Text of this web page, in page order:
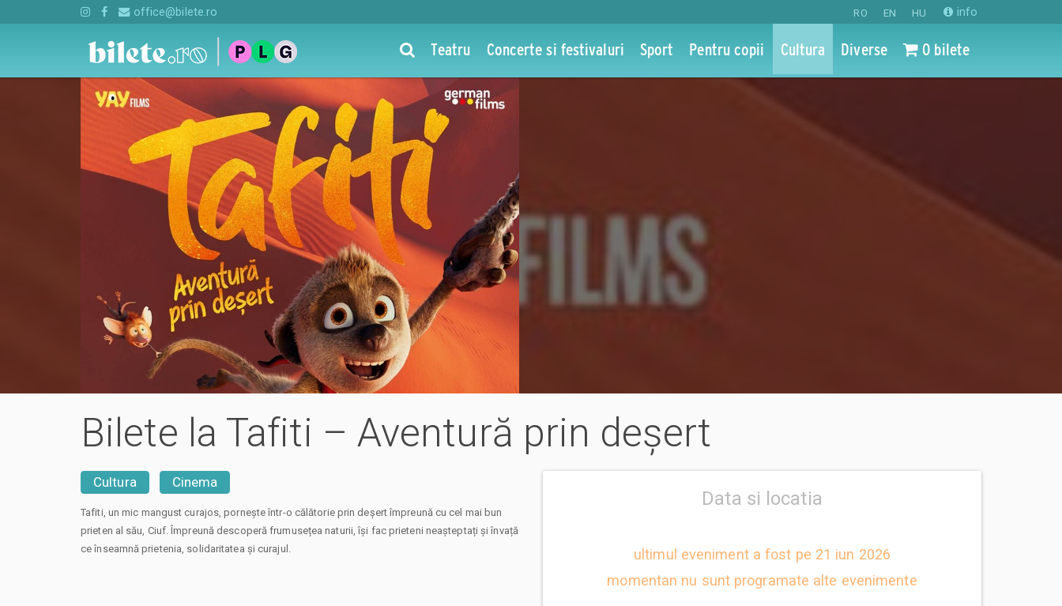
RO EN HU info
office@bilete.ro
Teatru Concerte si festivaluri Sport Pentru copii Cultura Diverse 0 bilete
Bilete la Tafiti – Aventură prin deșert
Cultura Cinema
Data si locatia
ultimul eveniment a fost pe 21 iun 2026
momentan nu sunt programate alte evenimente
Tafiti, un mic mangust curajos, pornește într-o călătorie prin deșert împreună cu cel mai bun
prieten al său, Ciuf. Împreună descoperă frumusețea naturii, își fac prieteni neașteptați și învață
ce înseamnă prietenia, solidaritatea și curajul.